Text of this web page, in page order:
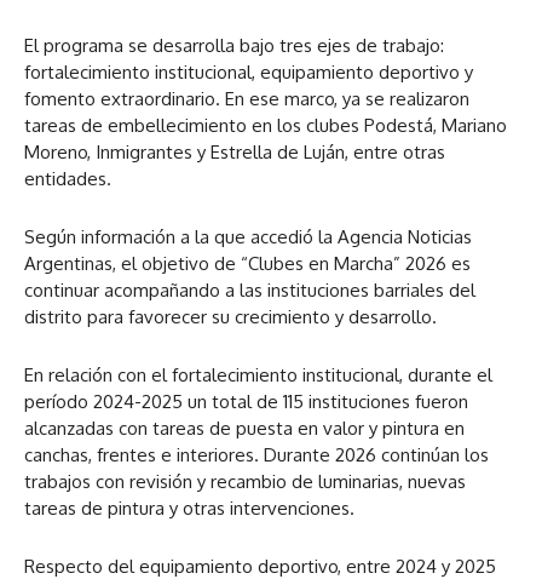
El programa se desarrolla bajo tres ejes de trabajo:
fortalecimiento institucional, equipamiento deportivo y
fomento extraordinario. En ese marco, ya se realizaron
tareas de embellecimiento en los clubes Podestá, Mariano
Moreno, Inmigrantes y Estrella de Luján, entre otras
entidades.
Según información a la que accedió la Agencia Noticias
Argentinas, el objetivo de “Clubes en Marcha” 2026 es
continuar acompañando a las instituciones barriales del
distrito para favorecer su crecimiento y desarrollo.
En relación con el fortalecimiento institucional, durante el
período 2024-2025 un total de 115 instituciones fueron
alcanzadas con tareas de puesta en valor y pintura en
canchas, frentes e interiores. Durante 2026 continúan los
trabajos con revisión y recambio de luminarias, nuevas
tareas de pintura y otras intervenciones.
Respecto del equipamiento deportivo, entre 2024 y 2025